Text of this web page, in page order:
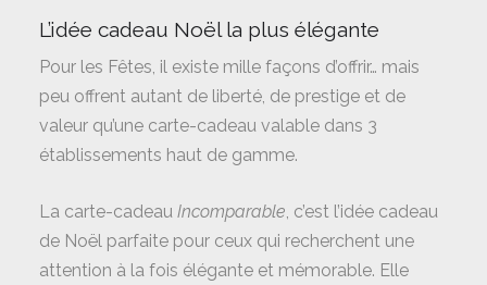
L’idée cadeau Noël la plus élégante
Pour les Fêtes, il existe mille façons d’offrir… mais
peu offrent autant de liberté, de prestige et de
valeur qu’une carte-cadeau valable dans 3
établissements haut de gamme.
La carte-cadeau Incomparable, c’est l’idée cadeau
de Noël parfaite pour ceux qui recherchent une
attention à la fois élégante et mémorable. Elle